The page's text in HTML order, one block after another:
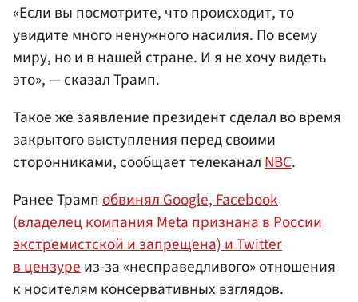
«Если вы посмотрите, что происходит, то
увидите много ненужного насилия. По всему
миру, но и в нашей стране. И я не хочу видеть
это», — сказал Трамп.
Такое же заявление президент сделал во время
закрытого выступления перед своими
сторонниками, сообщает телеканалNBC.
Ранее Трамп обвинял Google, Facebook
(владелец компания Meta признана в России
экстремистской и запрещена) и Twitter
в цензуреиз-за «несправедливого» отношения
к носителям консервативных взглядов.